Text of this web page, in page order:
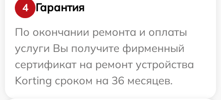
4
Гарантия
По окончании ремонта и оплаты
услуги Вы получите фирменный
сертификат на ремонт устройства
Korting сроком на 36 месяцев.